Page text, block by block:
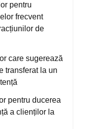
pentru
frecvent
de
care sugerează
transferat la un
pentru ducerea
a clienților la